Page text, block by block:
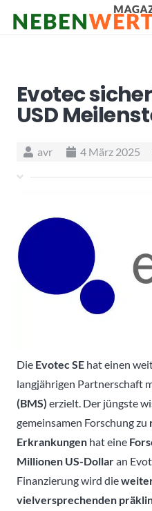
Evotec
USD
avr 4 März 2025
Die Evotec SE hat einen
langjährigen Partnerschaft
(BMS) erzielt. Der jüngste
gemeinsamen Forschung zu
Erkrankungen hat eine
Millionen US-Dollaran
Finanzierung wird die
vielversprechenden